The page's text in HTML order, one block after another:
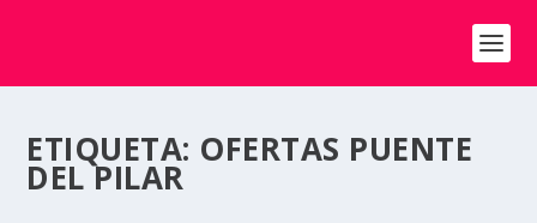
ETIQUETA: OFERTAS PUENTE
DEL PILAR